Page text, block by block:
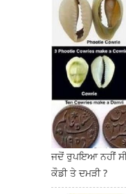
ਜਦੋਂ ਰੁਪਇਆ ਨਹੀਂ ਸੀ
ਕੌਡੀ ਤੇ ਦਮੜੀ ?